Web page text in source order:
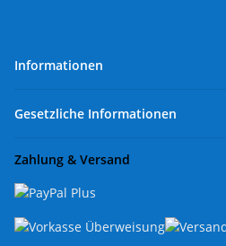
Informationen
Gesetzliche Informationen
Zahlung & Versand